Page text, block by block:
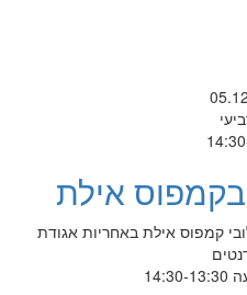
אילת
קמפוס אילת באחריות אגודת